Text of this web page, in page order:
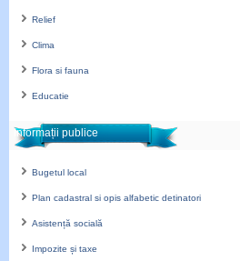
Relief
Clima
Flora si fauna
Educatie
Informații publice
Bugetul local
Plan cadastral si opis alfabetic detinatori
Asistență socială
Impozite și taxe